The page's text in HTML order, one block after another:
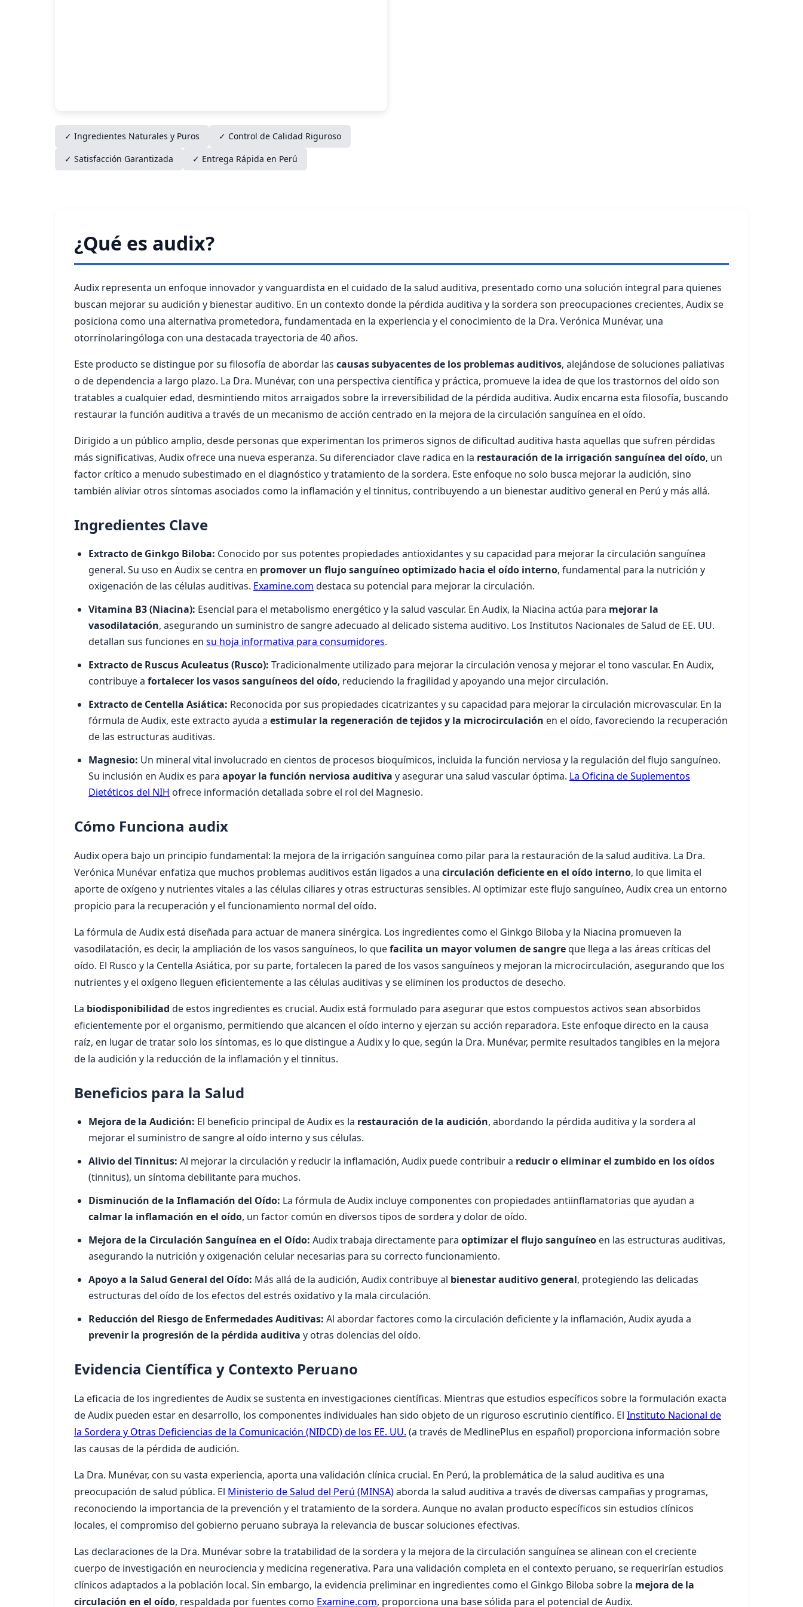
✓ Ingredientes Naturales y Puros
✓ Control de Calidad Riguroso
✓ Satisfacción Garantizada
✓ Entrega Rápida en Perú
¿Qué es audix?
Audix representa un enfoque innovador y vanguardista en el cuidado de la salud auditiva, presentado como una solución integral para quienes
buscan mejorar su audición y bienestar auditivo. En un contexto donde la pérdida auditiva y la sordera son preocupaciones crecientes, Audix se
posiciona como una alternativa prometedora, fundamentada en la experiencia y el conocimiento de la Dra. Verónica Munévar, una
otorrinolaringóloga con una destacada trayectoria de 40 años.
Este producto se distingue por su filosofía de abordar las causas subyacentes de los problemas auditivos, alejándose de soluciones paliativas
o de dependencia a largo plazo. La Dra. Munévar, con una perspectiva científica y práctica, promueve la idea de que los trastornos del oído son
tratables a cualquier edad, desmintiendo mitos arraigados sobre la irreversibilidad de la pérdida auditiva. Audix encarna esta filosofía, buscando
restaurar la función auditiva a través de un mecanismo de acción centrado en la mejora de la circulación sanguínea en el oído.
Dirigido a un público amplio, desde personas que experimentan los primeros signos de dificultad auditiva hasta aquellas que sufren pérdidas
más significativas, Audix ofrece una nueva esperanza. Su diferenciador clave radica en la restauración de la irrigación sanguínea del oído, un
factor crítico a menudo subestimado en el diagnóstico y tratamiento de la sordera. Este enfoque no solo busca mejorar la audición, sino
también aliviar otros síntomas asociados como la inflamación y el tinnitus, contribuyendo a un bienestar auditivo general en Perú y más allá.
Ingredientes Clave
Extracto de Ginkgo Biloba: Conocido por sus potentes propiedades antioxidantes y su capacidad para mejorar la circulación sanguínea
general. Su uso en Audix se centra en promover un flujo sanguíneo optimizado hacia el oído interno, fundamental para la nutrición y
oxigenación de las células auditivas. Examine.com destaca su potencial para mejorar la circulación.
Vitamina B3 (Niacina): Esencial para el metabolismo energético y la salud vascular. En Audix, la Niacina actúa para mejorar la
vasodilatación, asegurando un suministro de sangre adecuado al delicado sistema auditivo. Los Institutos Nacionales de Salud de EE. UU.
detallan sus funciones en su hoja informativa para consumidores.
Extracto de Ruscus Aculeatus (Rusco): Tradicionalmente utilizado para mejorar la circulación venosa y mejorar el tono vascular. En Audix,
contribuye a fortalecer los vasos sanguíneos del oído, reduciendo la fragilidad y apoyando una mejor circulación.
Extracto de Centella Asiática: Reconocida por sus propiedades cicatrizantes y su capacidad para mejorar la circulación microvascular. En la
fórmula de Audix, este extracto ayuda a estimular la regeneración de tejidos y la microcirculación en el oído, favoreciendo la recuperación
de las estructuras auditivas.
Magnesio: Un mineral vital involucrado en cientos de procesos bioquímicos, incluida la función nerviosa y la regulación del flujo sanguíneo.
Su inclusión en Audix es para apoyar la función nerviosa auditiva y asegurar una salud vascular óptima. La Oficina de Suplementos
Dietéticos del NIH ofrece información detallada sobre el rol del Magnesio.
Cómo Funciona audix
Audix opera bajo un principio fundamental: la mejora de la irrigación sanguínea como pilar para la restauración de la salud auditiva. La Dra.
Verónica Munévar enfatiza que muchos problemas auditivos están ligados a una circulación deficiente en el oído interno, lo que limita el
aporte de oxígeno y nutrientes vitales a las células ciliares y otras estructuras sensibles. Al optimizar este flujo sanguíneo, Audix crea un entorno
propicio para la recuperación y el funcionamiento normal del oído.
La fórmula de Audix está diseñada para actuar de manera sinérgica. Los ingredientes como el Ginkgo Biloba y la Niacina promueven la
vasodilatación, es decir, la ampliación de los vasos sanguíneos, lo quefacilita un mayor volumen de sangreque llega a las áreas críticas del
oído. El Rusco y la Centella Asiática, por su parte, fortalecen la pared de los vasos sanguíneos y mejoran la microcirculación, asegurando que los
nutrientes y el oxígeno lleguen eficientemente a las células auditivas y se eliminen los productos de desecho.
La biodisponibilidad de estos ingredientes es crucial. Audix está formulado para asegurar que estos compuestos activos sean absorbidos
eficientemente por el organismo, permitiendo que alcancen el oído interno y ejerzan su acción reparadora. Este enfoque directo en la causa
raíz, en lugar de tratar solo los síntomas, es lo que distingue a Audix y lo que, según la Dra. Munévar, permite resultados tangibles en la mejora
de la audición y la reducción de la inflamación y el tinnitus.
Beneficios para la Salud
Mejora de la Audición: El beneficio principal de Audix es la restauración de la audición, abordando la pérdida auditiva y la sordera al
mejorar el suministro de sangre al oído interno y sus células.
Alivio del Tinnitus: Al mejorar la circulación y reducir la inflamación, Audix puede contribuir a reducir o eliminar el zumbido en los oídos
(tinnitus), un síntoma debilitante para muchos.
Disminución de la Inflamación del Oído: La fórmula de Audix incluye componentes con propiedades antiinflamatorias que ayudan a
calmar la inflamación en el oído, un factor común en diversos tipos de sordera y dolor de oído.
Mejora de la Circulación Sanguínea en el Oído: Audix trabaja directamente para optimizar el flujo sanguíneo en las estructuras auditivas,
asegurando la nutrición y oxigenación celular necesarias para su correcto funcionamiento.
Apoyo a la Salud General del Oído: Más allá de la audición, Audix contribuye al bienestar auditivo general, protegiendo las delicadas
estructuras del oído de los efectos del estrés oxidativo y la mala circulación.
Reducción del Riesgo de Enfermedades Auditivas: Al abordar factores como la circulación deficiente y la inflamación, Audix ayuda a
prevenir la progresión de la pérdida auditiva y otras dolencias del oído.
Evidencia Científica y Contexto Peruano
La eficacia de los ingredientes de Audix se sustenta en investigaciones científicas. Mientras que estudios específicos sobre la formulación exacta
de Audix pueden estar en desarrollo, los componentes individuales han sido objeto de un riguroso escrutinio científico. El Instituto Nacional de
la Sordera y Otras Deficiencias de la Comunicación (NIDCD) de los EE. UU. (a través de MedlinePlus en español) proporciona información sobre
las causas de la pérdida de audición.
La Dra. Munévar, con su vasta experiencia, aporta una validación clínica crucial. En Perú, la problemática de la salud auditiva es una
preocupación de salud pública. El Ministerio de Salud del Perú (MINSA)aborda la salud auditiva a través de diversas campañas y programas,
reconociendo la importancia de la prevención y el tratamiento de la sordera. Aunque no avalan producto específicos sin estudios clínicos
locales, el compromiso del gobierno peruano subraya la relevancia de buscar soluciones efectivas.
Las declaraciones de la Dra. Munévar sobre la tratabilidad de la sordera y la mejora de la circulación sanguínea se alinean con el creciente
cuerpo de investigación en neurociencia y medicina regenerativa. Para una validación completa en el contexto peruano, se requerirían estudios
clínicos adaptados a la población local. Sin embargo, la evidencia preliminar en ingredientes como el Ginkgo Biloba sobre la mejora de la
circulación en el oído, respaldada por fuentes como Examine.com, proporciona una base sólida para el potencial de Audix.